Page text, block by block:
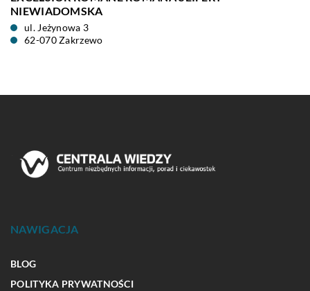
NIEWIADOMSKA
ul. Jeżynowa 3
62-070 Zakrzewo
NAWIGACJA
BLOG
POLITYKA PRYWATNOŚCI